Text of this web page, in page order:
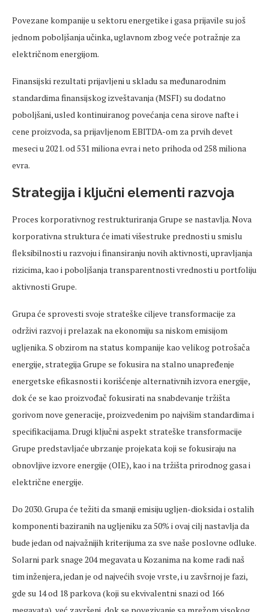
Povezane kompanije u sektoru energetike i gasa prijavile su još
jednom poboljšanja učinka, uglavnom zbog veće potražnje za
električnom energijom.
Finansijski rezultati prijavljeni u skladu sa međunarodnim
standardima finansijskog izveštavanja (MSFI) su dodatno
poboljšani, usled kontinuiranog povećanja cena sirove nafte i
cene proizvoda, sa prijavljenom EBITDA-om za prvih devet
meseci u 2021. od 531 miliona evra i neto prihoda od 258 miliona
evra.
Strategija i ključni elementi razvoja
Proces korporativnog restrukturiranja Grupe se nastavlja. Nova
korporativna struktura će imati višestruke prednosti u smislu
fleksibilnosti u razvoju i finansiranju novih aktivnosti, upravljanja
rizicima, kao i poboljšanja transparentnosti vrednosti u portfoliju
aktivnosti Grupe.
Grupa će sprovesti svoje strateške ciljeve transformacije za
održivi razvoj i prelazak na ekonomiju sa niskom emisijom
ugljenika. S obzirom na status kompanije kao velikog potrošača
energije, strategija Grupe se fokusira na stalno unapređenje
energetske efikasnosti i korišćenje alternativnih izvora energije,
dok će se kao proizvođač fokusirati na snabdevanje tržišta
gorivom nove generacije, proizvedenim po najvišim standardima i
specifikacijama. Drugi ključni aspekt strateške transformacije
Grupe predstavljaće ubrzanje projekata koji se fokusiraju na
obnovljive izvore energije (OIE), kao i na tržišta prirodnog gasa i
električne energije.
Do 2030. Grupa će težiti da smanji emisiju ugljen-dioksida i ostalih
komponenti baziranih na ugljeniku za 50% i ovaj cilj nastavlja da
bude jedan od najvažnijih kriterijuma za sve naše poslovne odluke.
Solarni park snage 204 megavata u Kozanima na kome radi naš
tim inženjera, jedan je od najvećih svoje vrste, i u zavšrnoj je fazi,
gde su 14 od 18 parkova (koji su ekvivalentni snazi od 166